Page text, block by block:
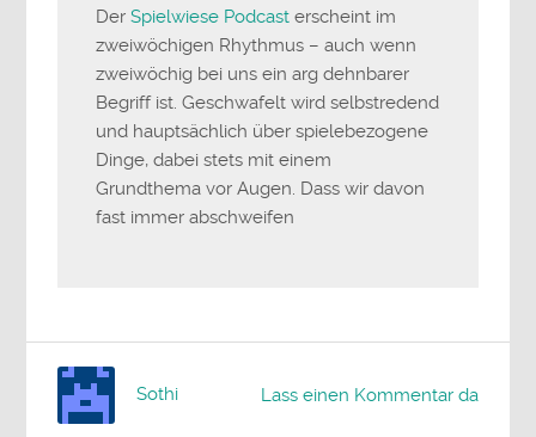
DerSpielwiese Podcast erscheint im
zweiwöchigen Rhythmus – auch wenn
zweiwöchig bei uns ein arg dehnbarer
Begriff ist. Geschwafelt wird selbstredend
und hauptsächlich über spielebezogene
Dinge, dabei stets mit einem
Grundthema vor Augen. Dass wir davon
fast immer abschweifen
Lass einen Kommentar da
Sothi